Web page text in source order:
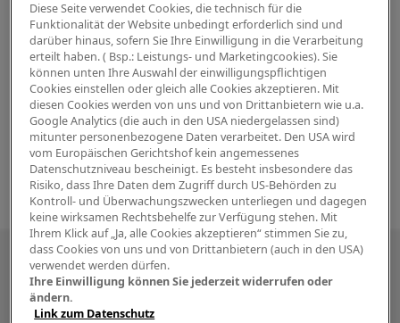
Besuchen Sie uns auch in den sozialen
Medien
Diese Seite verwendet Cookies, die technisch für die
Funktionalität der Website unbedingt erforderlich sind und
darüber hinaus, sofern Sie Ihre Einwilligung in die Verarbeitung
erteilt haben. ( Bsp.: Leistungs- und Marketingcookies). Sie
können unten Ihre Auswahl der einwilligungspflichtigen
Cookies einstellen oder gleich alle Cookies akzeptieren. Mit
diesen Cookies werden von uns und von Drittanbietern wie u.a.
Google Analytics (die auch in den USA niedergelassen sind)
mitunter personenbezogene Daten verarbeitet. Den USA wird
vom Europäischen Gerichtshof kein angemessenes
Datenschutzniveau bescheinigt. Es besteht insbesondere das
Risiko, dass Ihre Daten dem Zugriff durch US-Behörden zu
Kontroll- und Überwachungszwecken unterliegen und dagegen
keine wirksamen Rechtsbehelfe zur Verfügung stehen. Mit
Ihrem Klick auf „Ja, alle Cookies akzeptieren“ stimmen Sie zu,
dass Cookies von uns und von Drittanbietern (auch in den USA)
verwendet werden dürfen.
Ihre Einwilligung können Sie jederzeit widerrufen oder
ändern.
Link zum Datenschutz